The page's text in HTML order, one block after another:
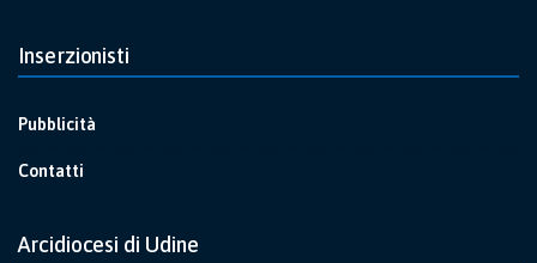
Inserzionisti
Pubblicità
Contatti
Arcidiocesi di Udine